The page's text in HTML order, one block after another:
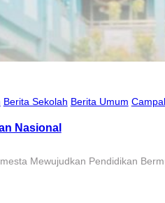
Berita Sekolah Berita Umum
Nasional
Mewujudkan Pendidikan